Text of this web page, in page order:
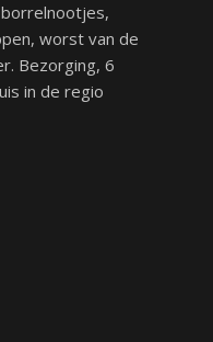
worst van de
Bezorging, 6
in de regio